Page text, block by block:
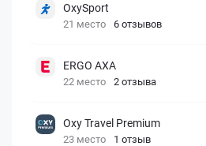
OxySport
21 место 6 отзывов
ERGO AXA
22 место 2 отзыва
Oxy Travel Premium
23 место 1 отзыв